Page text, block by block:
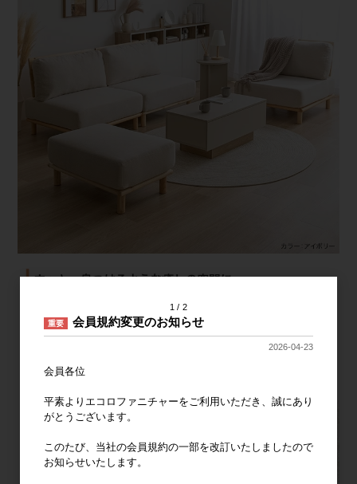
1 2
重要 会員規約変更のお知らせ
2026-04-23
会員各位
平素よりエコロファニチャーをご利用いただき、誠にあり
がとうございます。
このたび、当社の会員規約の一部を改訂いたしましたので
お知らせいたします。